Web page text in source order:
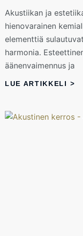
Akustiikan ja
hienovarainen
elementtiä
harmonia.
äänenvaimennus ja
LUE ARTIKKELI >